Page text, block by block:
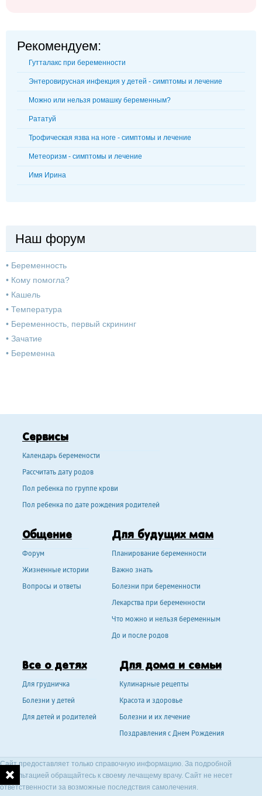
Рекомендуем:
Гутталакс при беременности
Энтеровирусная инфекция у детей - симптомы и лечение
Можно или нельзя ромашку беременным?
Рататуй
Трофическая язва на ноге - симптомы и лечение
Метеоризм - симптомы и лечение
Имя Ирина
Наш форум
• Беременность
• Кому помогла?
• Кашель
• Температура
• Беременность, первый скрининг
• Зачатие
• Беременна
Сервисы
Календарь беремености
Рассчитать дату родов
Пол ребенка по группе крови
Пол ребенка по дате рождения родителей
Общение
Форум
Жизненные истории
Вопросы и ответы
Для будущих мам
Планирование беременности
Важно знать
Болезни при беременности
Лекарства при беременности
Что можно и нельзя беременным
До и после родов
Все о детях
Для грудничка
Болезни у детей
Для детей и родителей
Для дома и семьи
Кулинарные рецепты
Красота и здоровье
Болезни и их лечение
Поздравления с Днем Рождения
Сайт предоставляет только справочную информацию. За подробной
консультацией обращайтесь к своему лечащему врачу. Сайт не несет
ответственности за возможные последствия самолечения.